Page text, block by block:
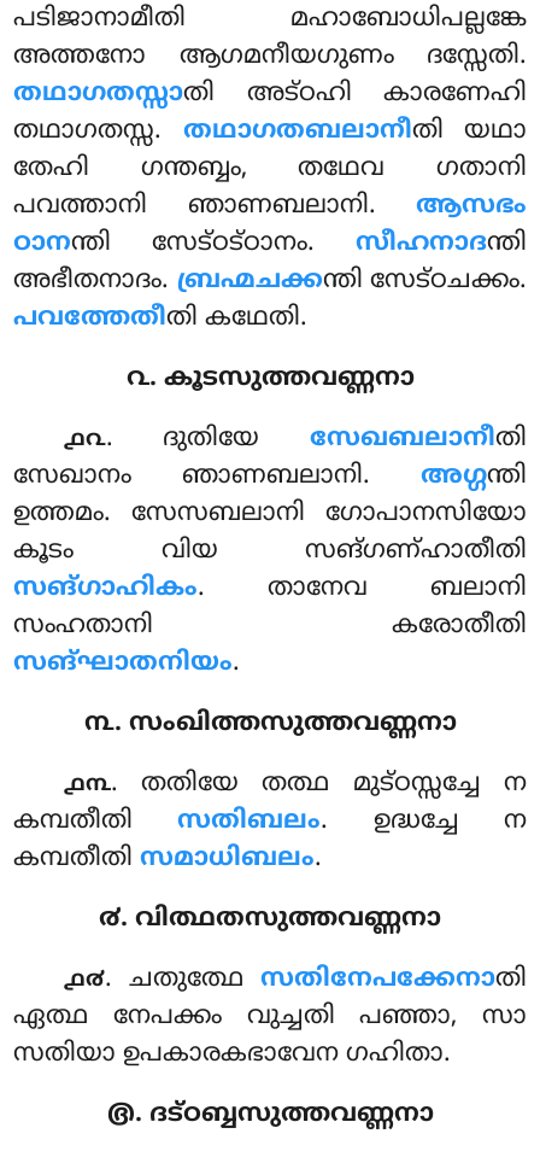
പടിജാനാമീതി മഹാബോധിപല്ലങ്കേ
അത്തനോ ആഗമനീയഗുണം ദസ്സേതി.
തഥാഗതസ്സാതി അട്ഠഹി കാരണേഹി
തഥാഗതസ്സ. തഥാഗതബലാനീതി യഥാ
തേഹി ഗന്തബ്ബം, തഥേവ ഗതാനി
പവത്താനി ഞാണബലാനി. ആസഭം
ഠാനന്തി സേട്ഠട്ഠാനം. സീഹനാദന്തി
അഭീതനാദം. ബ്രഹ്മചക്കന്തി സേട്ഠചക്കം.
പവത്തേതീതി കഥേതി.
൨. കൂടസുത്തവണ്ണനാ
൧൨. ദുതിയേ സേഖബലാനീതി
സേഖാനം ഞാണബലാനി. അഗ്ഗന്തി
ഉത്തമം. സേസബലാനി ഗോപാനസിയോ
കൂടം വിയ സങ്ഗണ്ഹാതീതി
സങ്ഗാഹികം. താനേവ ബലാനി
സംഹതാനി കരോതീതി
സങ്ഘാതനിയം.
൩. സംഖിത്തസുത്തവണ്ണനാ
൧൩. തതിയേതത്ഥ മുട്ഠസ്സച്ചേ ന
കമ്പതീതിസതിബലം. ഉദ്ധച്ചേ ന
കമ്പതീതിസമാധിബലം.
൪. വിത്ഥതസുത്തവണ്ണനാ
൧൪. ചതുത്ഥേ സതിനേപക്കേനാതി
ഏത്ഥ നേപക്കം വുച്ചതി പഞ്ഞാ, സാ
സതിയാ ഉപകാരകഭാവേന ഗഹിതാ.
൫. ദട്ഠബ്ബസുത്തവണ്ണനാ